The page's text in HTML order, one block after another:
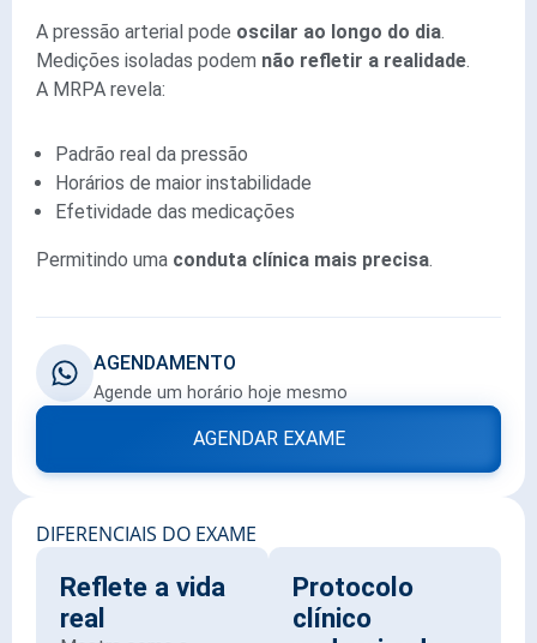
A pressão arterial pode oscilar ao longo do dia.
Medições isoladas podem não refletir a realidade.
A MRPA revela:
Padrão real da pressão
Horários de maior instabilidade
Efetividade das medicações
Permitindo uma conduta clínica mais precisa.
AGENDAMENTO
Agende um horário hoje mesmo
AGENDAR EXAME
DIFERENCIAIS DO EXAME
Reflete a vida
real
Protocolo
clínico